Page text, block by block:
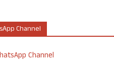
Channel
Channel